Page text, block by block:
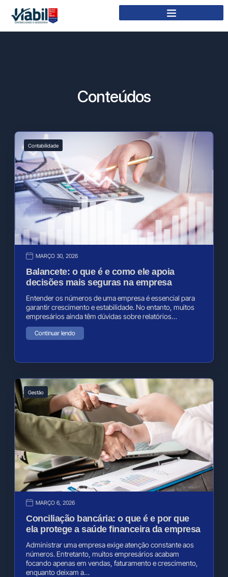
Conteúdos
Contabilidade
MARÇO 30, 2026
Balancete: o que é e como ele apoia
decisões mais seguras na empresa
Entender os números de uma empresa é essencial para
garantir crescimento e estabilidade. No entanto, muitos
empresários ainda têm dúvidas sobre relatórios…
Continuar lendo
Gestão
MARÇO 6, 2026
Conciliação bancária: o que é e por que
ela protege a saúde financeira da empresa
Administrar uma empresa exige atenção constante aos
números. Entretanto, muitos empresários acabam
focando apenas em vendas, faturamento e crescimento,
enquanto deixam a…